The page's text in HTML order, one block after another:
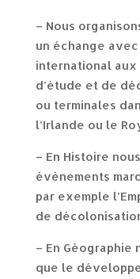
– Nous
un échange
international aux
d’étude et de
ou terminales
l’Irlande ou le
– En Histoire
évènements
par exemple
de
– En
que le